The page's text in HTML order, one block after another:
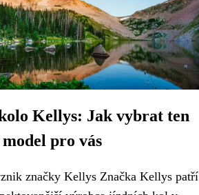
Kellys: Jak vybrat ten
pro vás
značky Kellys Značka Kellys patří